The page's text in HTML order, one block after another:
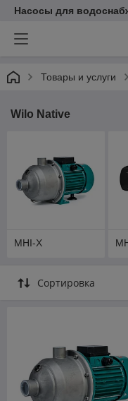
Насосы для
Товары и услуги
Wilo Native
MHI-X
Сортировка